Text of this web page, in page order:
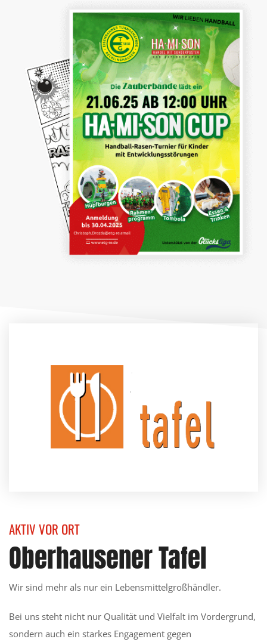
AKTIV VOR ORT
Oberhausener Tafel
Wir sind mehr als nur ein Lebensmittelgroßhändler.
Bei uns steht nicht nur Qualität und Vielfalt im Vordergrund,
sondern auch ein starkes Engagement gegen